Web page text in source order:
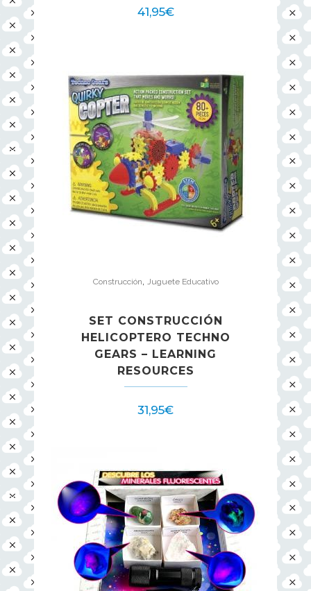
41,95€
Construcción Juguete Educativo
SET CONSTRUCCIÓN
HELICOPTERO TECHNO
GEARS – LEARNING
RESOURCES
31,95€